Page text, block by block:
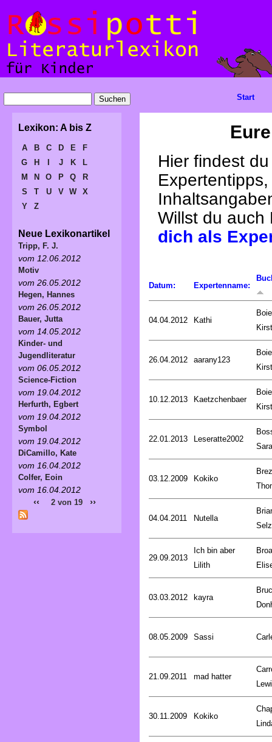
Hier findest
Willst du
dich als
Datum: Expertenname:
04.04.2012 Kathi
26.04.2012 aarany123
10.12.2013 Kaetzchenbaer
22.01.2013 Leseratte2002
03.12.2009 Kokiko
04.04.2011 Nutella
29.09.2013
Ich bin aber
Lilith
03.03.2012 kayra
08.05.2009 Sassi
21.09.2011 mad hatter
30.11.2009 Kokiko
Start
Lexikon: A bis Z
A B C D E
F
G
H J K
L
M
N O P Q
R
S
T U V W
X
Y
Z
Neue Lexikonartikel
Tripp, F. J.
vom 12.06.2012
Motiv
vom 26.05.2012
Hegen, Hannes
vom 26.05.2012
Bauer, Jutta
vom 14.05.2012
Kinder- und
Jugendliteratur
vom 06.05.2012
Science-Fiction
vom 19.04.2012
Herfurth, Egbert
vom 19.04.2012
Symbol
vom 19.04.2012
DiCamillo, Kate
vom 16.04.2012
Colfer, Eoin
vom 16.04.2012
‹‹ 2 von 19 ››